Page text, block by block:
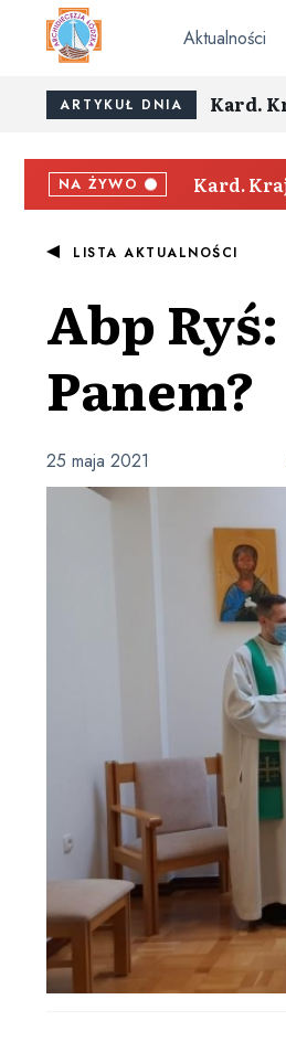
Aktualności
ARTYKUŁ DNIA Kard.
NA ŻYWO Kard.
LISTA AKTUALNOŚCI
Abp
Panem?
25 maja 2021